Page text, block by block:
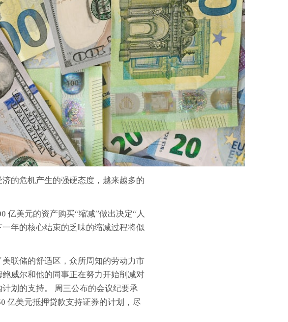
的危机产生的强硬态度，越来越多的
亿美元的资产购买“缩减”做出决定“人
年的核心结束的乏味的缩减过程将似
联储的舒适区，众所周知的劳动力市
威尔和他的同事正在努力开始削减对
划的支持。 周三公布的会议纪要承
亿美元抵押贷款支持证券的计划，尽